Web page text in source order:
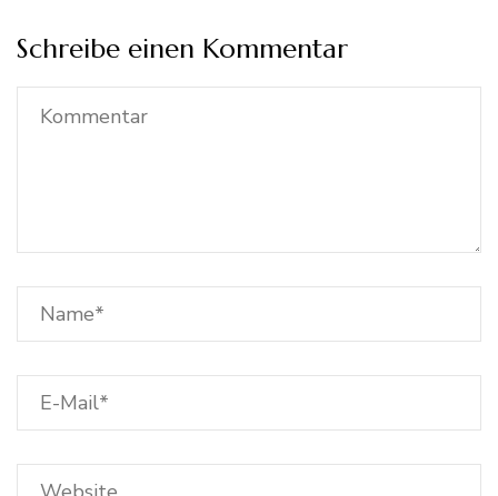
Schreibe einen Kommentar